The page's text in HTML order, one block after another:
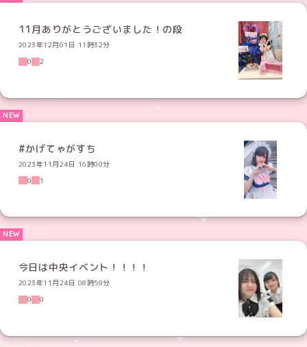
11月ありがとうございました！の段
2023年12月01日 11時32分
0
2
#かげてゃがすち
2023年11月24日 16時00分
0
1
今日は中央イベント！！！！
2023年11月24日 08時59分
0
0